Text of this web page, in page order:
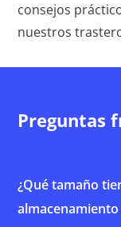
consejos
nuestros
Preguntas
¿Qué tamaño
almacenamiento